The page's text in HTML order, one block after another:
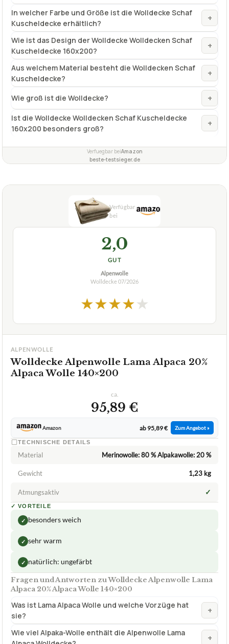
In welcher Farbe und Größe ist die Wolldecke Schaf
Kuscheldecke erhältlich?
+
Wie ist das Design der Wolldecke Wolldecken Schaf
Kuscheldecke 160x200?
+
Aus welchem Material besteht die Wolldecken Schaf
Kuscheldecke?
+
Wie groß ist die Wolldecke? +
Ist die Wolldecke Wolldecken Schaf Kuscheldecke
160x200 besonders groß?
+
Verfuegbar beiAmazon
beste-testsieger.de
2,0
GUT
Alpenwolle
Wolldecke 07/2026
★★★★★
ALPENWOLLE
Wolldecke Alpenwolle Lama Alpaca 20%
Alpaca Wolle 140×200
ca.
95,89 €
Amazon ab 95,89 € Zum Angebot »
TECHNISCHE DETAILS
Material Merinowolle: 80 % Alpakawolle: 20 %
Gewicht 1,23 kg
Atmungsaktiv ✓
✓ VORTEILE
✓ besonders weich
✓ sehr warm
✓ natürlich: ungefärbt
Fragen und Antworten zu Wolldecke Alpenwolle Lama
Alpaca 20% Alpaca Wolle 140×200
Was ist Lama Alpaca Wolle und welche Vorzüge hat
sie?
+
Wie viel Alpaka-Wolle enthält die Alpenwolle Lama
+